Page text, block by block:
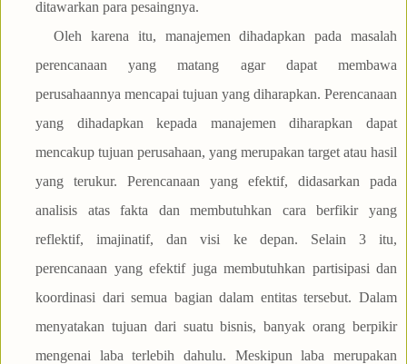
ditawarkan para pesaingnya.
Oleh karena itu, manajemen dihadapkan pada masalah
perencanaan yang matang agar dapat membawa
perusahaannya mencapai tujuan yang diharapkan. Perencanaan
yang dihadapkan kepada manajemen diharapkan dapat
mencakup tujuan perusahaan, yang merupakan target atau hasil
yang terukur. Perencanaan yang efektif, didasarkan pada
analisis atas fakta dan membutuhkan cara berfikir yang
reflektif, imajinatif, dan visi ke depan. Selain 3 itu,
perencanaan yang efektif juga membutuhkan partisipasi dan
koordinasi dari semua bagian dalam entitas tersebut. Dalam
menyatakan tujuan dari suatu bisnis, banyak orang berpikir
mengenai laba terlebih dahulu. Meskipun laba merupakan